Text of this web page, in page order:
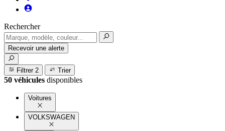
Rechercher
Recevoir une alerte
Filtrer 2 Trier
50 véhicules disponibles
Voitures
VOLKSWAGEN